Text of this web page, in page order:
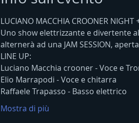
LUCIANO MACCHIA CROONER NIGHT
Uno show elettrizzante e divertente
alternerà ad una JAM SESSION,
LINE UP:
Luciano Macchia crooner - Voce e
Elio Marrapodi - Voce e chitarra
Raffaele Trapasso - Basso elettrico
Mostra di più